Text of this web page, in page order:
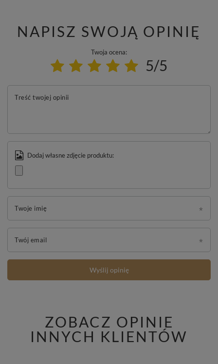
NAPISZ SWOJĄ OPINIĘ
Twoja ocena:
5/5
Treść twojej opinii
Dodaj własne zdjęcie produktu:
Twoje imię
Twój email
Wyślij opinię
ZOBACZ OPINIE
INNYCH KLIENTÓW